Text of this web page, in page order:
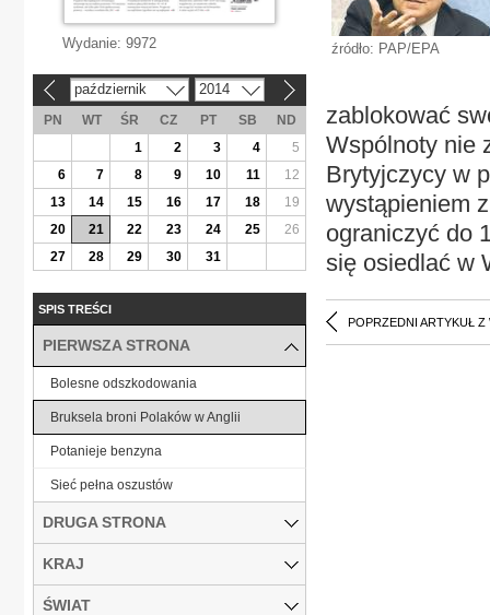
źródło: PAP/EPA
zablokować
Wspólnoty nie
Brytyjczycy w
wystąpieniem
ograniczyć do
się osiedlać
POPRZEDNI ARTYKUŁ Z
Wydanie: 9972
październik 2014
PN WT ŚR CZ PT SB
ND
1
2 3 4
5
6
7 8 9 10 11
12
13
14 15 16 17 18
19
20
21 22 23 24 25
26
27
28 29 30 31
SPIS TREŚCI
PIERWSZA STRONA
Bolesne odszkodowania
Bruksela broni Polaków w Anglii
Potanieje benzyna
Sieć pełna oszustów
DRUGA STRONA
KRAJ
ŚWIAT